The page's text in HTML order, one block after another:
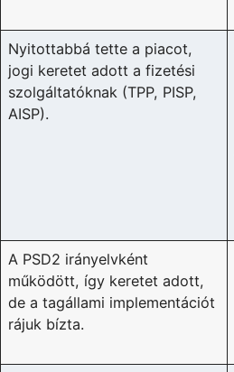
Nyitottabbá tette a piacot,
jogi keretet adott a fizetési
szolgáltatóknak (TPP, PISP,
AISP).
A PSD2 irányelvként
működött, így keretet adott,
de a tagállami implementációt
rájuk bízta.